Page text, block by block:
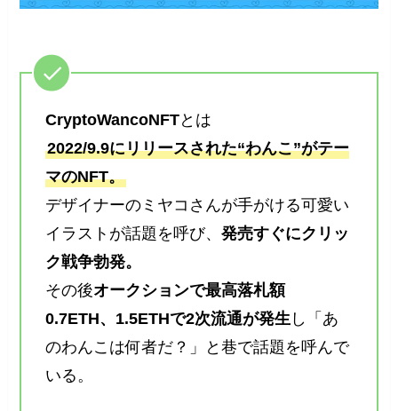
CryptoWancoNFTとは
2022/9.9にリリースされた“わんこ”がテー
マのNFT。
デザイナーのミヤコさんが手がける可愛い
イラストが話題を呼び、発売すぐにクリッ
ク戦争勃発。
その後オークションで最高落札額
0.7ETH、1.5ETHで2次流通が発生 し「あ
のわんこは何者だ？」と巷で話題を呼んで
いる。